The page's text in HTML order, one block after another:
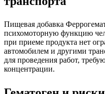
Пищевая добавка
психомоторную функцию
при приеме продукта нет
автомобилем и другими
для проведения работ,
концентрации.